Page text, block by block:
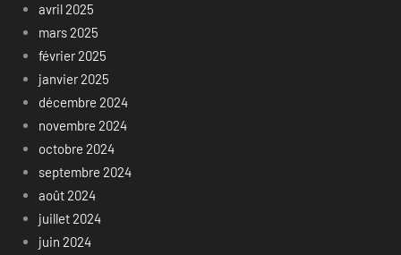
avril 2025
mars 2025
février 2025
janvier 2025
décembre 2024
novembre 2024
octobre 2024
septembre 2024
août 2024
juillet 2024
juin 2024